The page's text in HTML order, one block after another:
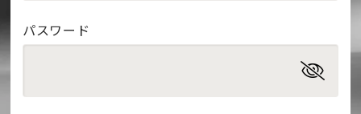
パスワード